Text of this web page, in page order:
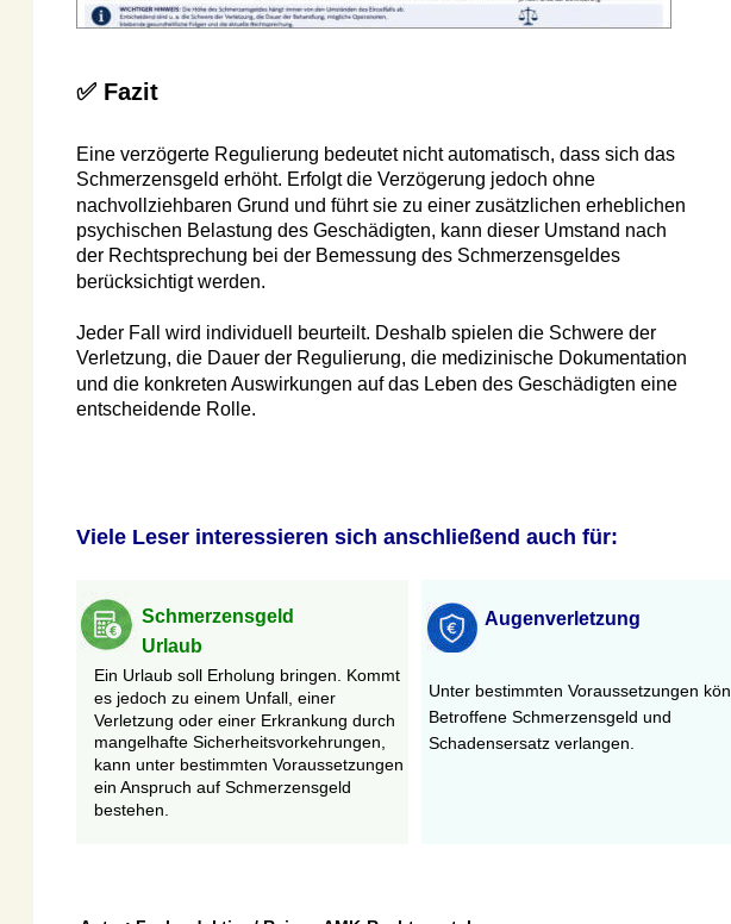
✅ Fazit
Eine verzögerte Regulierung bedeutet nicht automatisch, dass sich das
Schmerzensgeld erhöht. Erfolgt die Verzögerung jedoch ohne
nachvollziehbaren Grund und führt sie zu einer zusätzlichen erheblichen
psychischen Belastung des Geschädigten, kann dieser Umstand nach
der Rechtsprechung bei der Bemessung des Schmerzensgeldes
berücksichtigt werden.
Jeder Fall wird individuell beurteilt. Deshalb spielen die Schwere der
Verletzung, die Dauer der Regulierung, die medizinische Dokumentation
und die konkreten Auswirkungen auf das Leben des Geschädigten eine
entscheidende Rolle.
Schmerzensgeld
          Urlaub
Ein Urlaub soll Erholung bringen. Kommt
es jedoch zu einem Unfall, einer
Verletzung oder einer Erkrankung durch
mangelhafte Sicherheitsvorkehrungen,
kann unter bestimmten Voraussetzungen
ein Anspruch auf Schmerzensgeld
bestehen.
Viele Leser interessieren sich anschließend auch für:
Augenverletzung
Unter bestimmten Voraussetzungen können
Betroffene Schmerzensgeld und
Schadensersatz verlangen.